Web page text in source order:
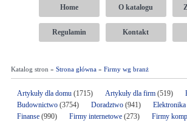
Home O katalogu
Regulamin Kontakt
Katalog stron » Strona główna» Firmy wg branż
Artykuły dla domu(1715) Artykuły dla firm(519)
Budownictwo(3754) Doradztwo(941) Elektronika
Finanse(990) Firmy internetowe (273) Firmy